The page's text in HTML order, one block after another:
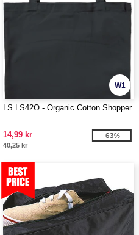
W1
LS LS42O - Organic Cotton Shopper
14,99 kr
40,25 kr
-63%